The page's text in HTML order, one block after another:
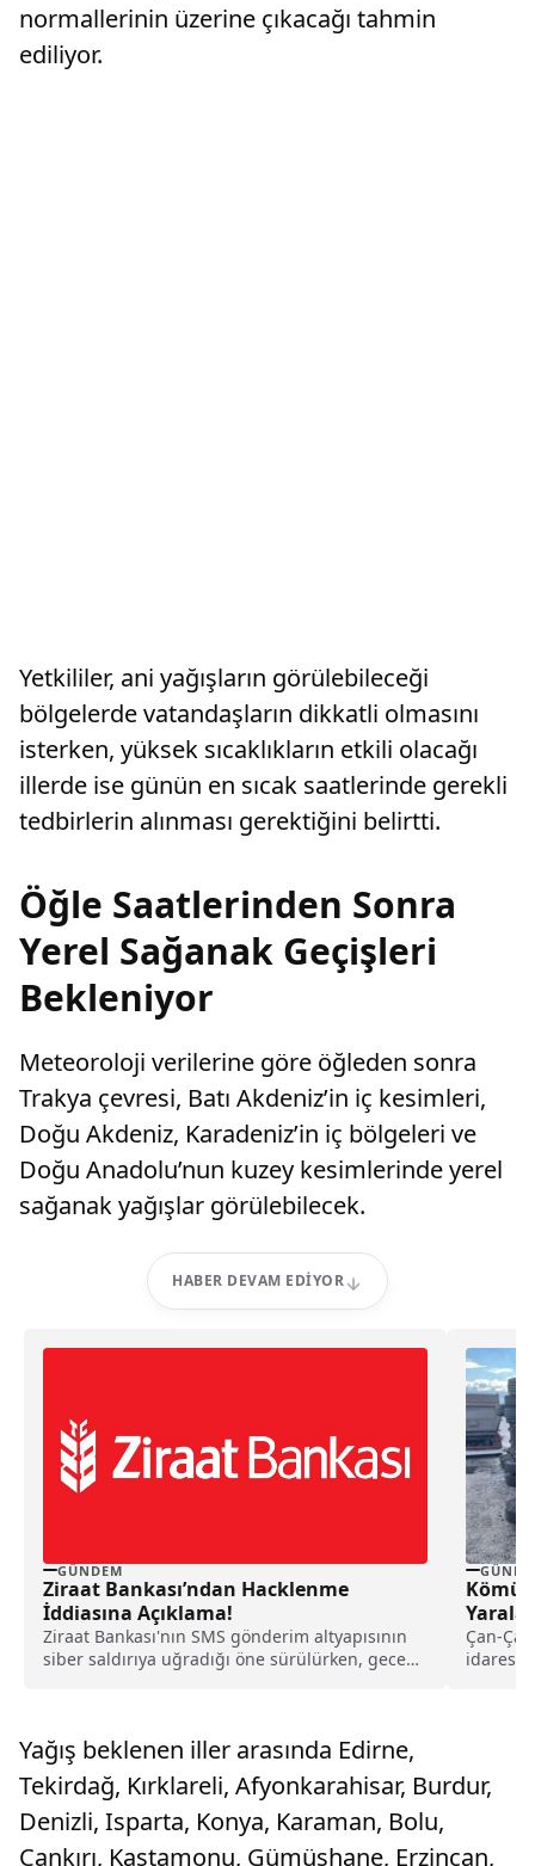
normallerinin üzerine çıkacağı tahmin
ediliyor.
Yetkililer, ani yağışların görülebileceği
bölgelerde vatandaşların dikkatli olmasını
isterken, yüksek sıcaklıkların etkili olacağı
illerde ise günün en sıcak saatlerinde gerekli
tedbirlerin alınması gerektiğini belirtti.
Öğle Saatlerinden Sonra
Yerel Sağanak Geçişleri
Bekleniyor
Meteoroloji verilerine göre öğleden sonra
Trakya çevresi, Batı Akdeniz’in iç kesimleri,
Doğu Akdeniz, Karadeniz’in iç bölgeleri ve
Doğu Anadolu’nun kuzey kesimlerinde yerel
sağanak yağışlar görülebilecek.
HABER DEVAM EDIYOR
GÜNDEM
Ziraat Bankası’ndan Hacklenme
İddiasına Açıklama!
Ziraat Bankası'nın SMS gönderim altyapısının
siber saldırıya uğradığı öne sürülürken, gece
konuyla ilgili olarak resmi açıklama yaptı.
Çan-
Yağış beklenen iller arasında Edirne,
Tekirdağ, Kırklareli, Afyonkarahisar, Burdur,
Denizli, Isparta, Konya, Karaman, Bolu,
Çankırı, Kastamonu, Gümüşhane, Erzincan,